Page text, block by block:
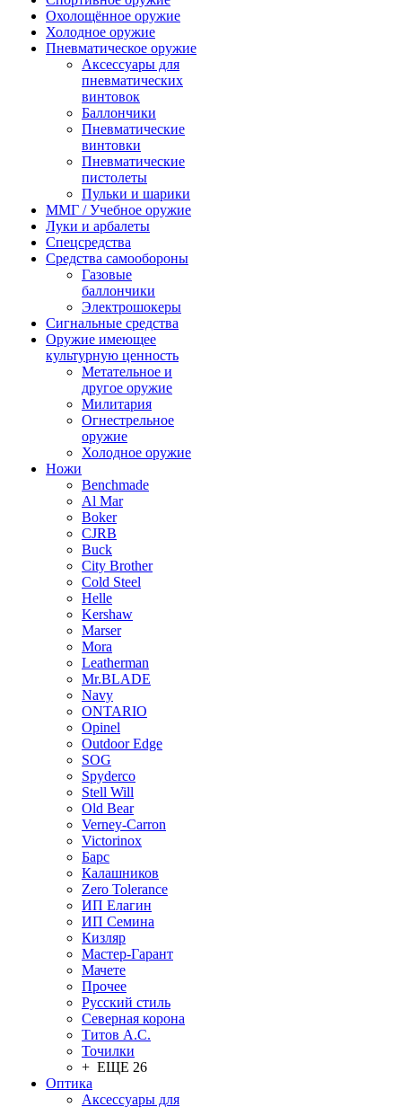
Охолощённое оружие
Холодное оружие
Пневматическое оружие
Аксессуары для
пневматических
винтовок
Баллончики
Пневматические
винтовки
Пневматические
пистолеты
Пульки и шарики
ММГ / Учебное оружие
Луки и арбалеты
Спецсредства
Средства самообороны
Газовые
баллончики
Электрошокеры
Сигнальные средства
Оружие имеющее
культурную ценность
Метательное и
другое оружие
Милитария
Огнестрельное
оружие
Холодное оружие
Ножи
Benchmade
Al Mar
Boker
CJRB
Buck
City Brother
Cold Steel
Helle
Kershaw
Marser
Mora
Leatherman
Mr.BLADE
Navy
ONTARIO
Opinel
Outdoor Edge
SOG
Spyderco
Stell Will
Old Bear
Verney-Carron
Victorinox
Барс
Калашников
Zero Tolerance
ИП Елагин
ИП Семина
Кизляр
Мастер-Гарант
Мачете
Прочее
Русский стиль
Северная корона
Титов А.С.
Точилки
+ ЕЩЕ 26
Оптика
Аксессуары для